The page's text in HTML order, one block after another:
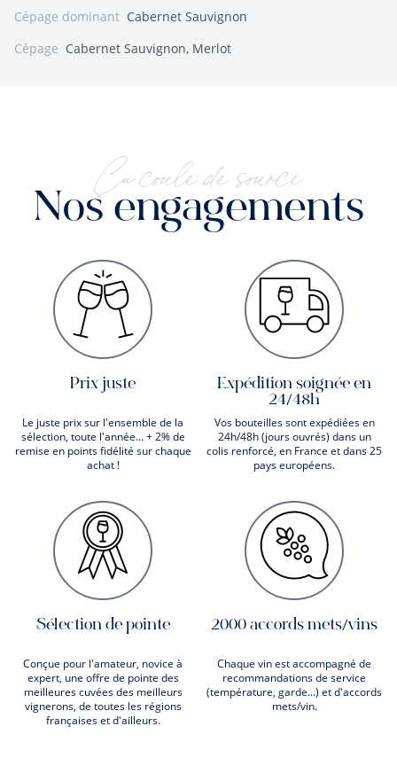
Cépage dominant Cabernet Sauvignon
Cépage Cabernet Sauvignon, Merlot
Ça coule de source
Nos engagements
Prix juste
Le juste prix sur l'ensemble de la
sélection, toute l'année... + 2% de
remise en points fidélité sur chaque
achat !
Expédition soignée en
24/48h
Vos bouteilles sont expédiées en
24h/48h (jours ouvrés) dans un
colis renforcé, en France et dans 25
pays européens.
Sélection de pointe
Conçue pour l'amateur, novice à
expert, une offre de pointe des
meilleures cuvées des meilleurs
vignerons, de toutes les régions
françaises et d'ailleurs.
2000 accords mets/vins
Chaque vin est accompagné de
recommandations de service
(température, garde...) et d'accords
mets/vin.